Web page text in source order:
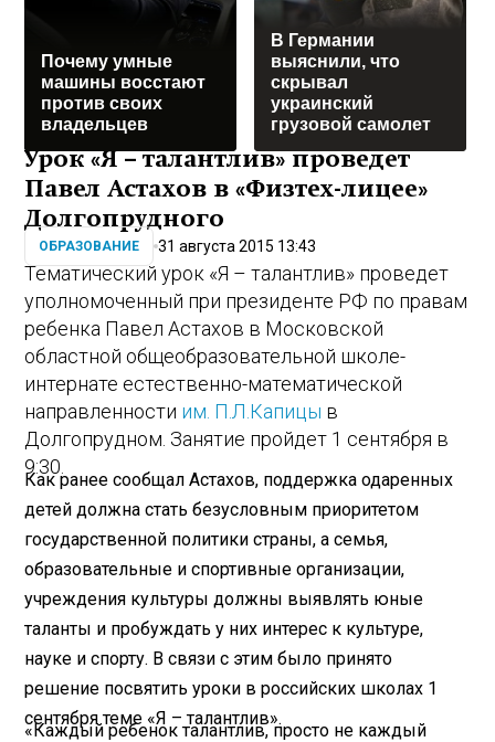
Почему умные
машины восстают
против своих
владельцев
В Германии
выяснили, что
скрывал
украинский
грузовой самолет
Урок «Я – талантлив» проведет
Павел Астахов в «Физтех-лицее»
Долгопрудного
ОБРАЗОВАНИЕ 31 августа 2015 13:43
Тематический урок «Я – талантлив» проведет
уполномоченный при президенте РФ по правам
ребенка Павел Астахов в Московской
областной общеобразовательной школе-
интернате естественно-математической
направленности им. П.Л.Капицы в
Долгопрудном. Занятие пройдет 1 сентября в
9:30.
Как ранее сообщал Астахов, поддержка одаренных
детей должна стать безусловным приоритетом
государственной политики страны, а семья,
образовательные и спортивные организации,
учреждения культуры должны выявлять юные
таланты и пробуждать у них интерес к культуре,
науке и спорту. В связи с этим было принято
решение посвятить уроки в российских школах 1
сентября теме «Я – талантлив».
«Каждый ребенок талантлив, просто не каждый